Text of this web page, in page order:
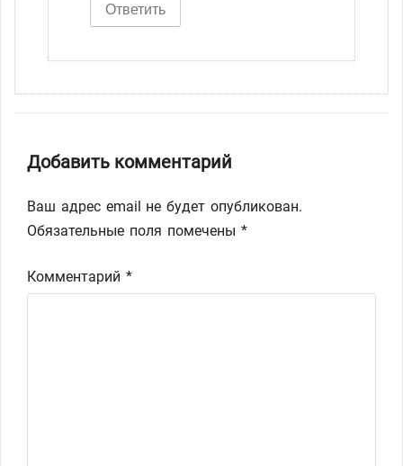
Ответить
Добавить комментарий
Ваш адрес email не будет опубликован.
Обязательные поля помечены *
Комментарий *